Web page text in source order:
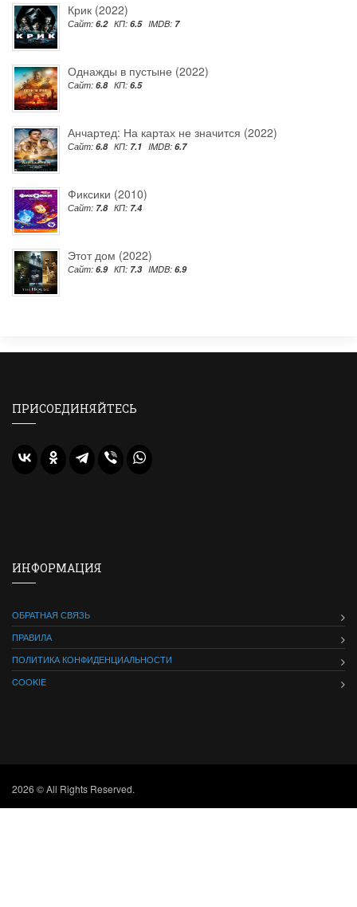
Крик (2022)
Сайт: 6.2 КП: 6.5 IMDB: 7
Однажды в пустыне (2022)
Сайт: 6.8 КП: 6.5
Анчартед: На картах не значится (2022)
Сайт: 6.8 КП: 7.1 IMDB: 6.7
Фиксики (2010)
Сайт: 7.8 КП: 7.4
Этот дом (2022)
Сайт: 6.9 КП: 7.3 IMDB: 6.9
ПРИСОЕДИНЯЙТЕСЬ
ИНФОРМАЦИЯ
ОБРАТНАЯ СВЯЗЬ
ПРАВИЛА
ПОЛИТИКА КОНФИДЕНЦИАЛЬНОСТИ
COOKIE
2026 © All Rights Reserved.